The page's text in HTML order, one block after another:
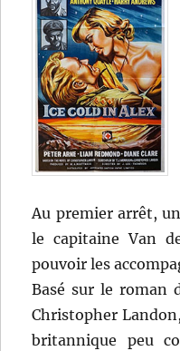
Au premier arrêt,
le capitaine Van
pouvoir les
Basé sur le roman
Christopher Landon,
britannique peu